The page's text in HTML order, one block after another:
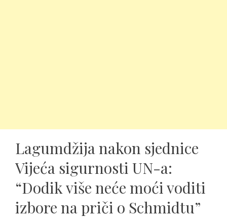
Lagumdžija nakon sjednice
Vijeća sigurnosti UN-a:
“Dodik više neće moći voditi
izbore na priči o Schmidtu”